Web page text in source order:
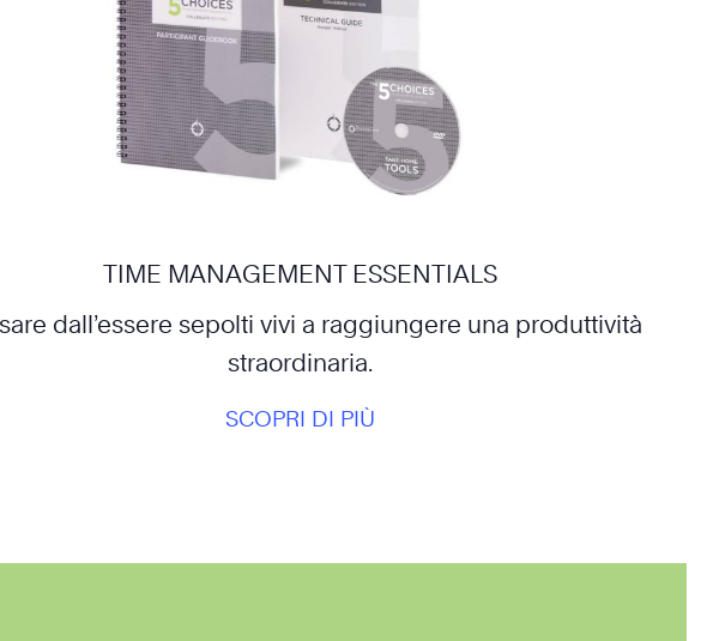
TIME MANAGEMENT ESSENTIALS
dall’essere sepolti vivi a raggiungere una produttività
straordinaria.
SCOPRI DI PIÙ